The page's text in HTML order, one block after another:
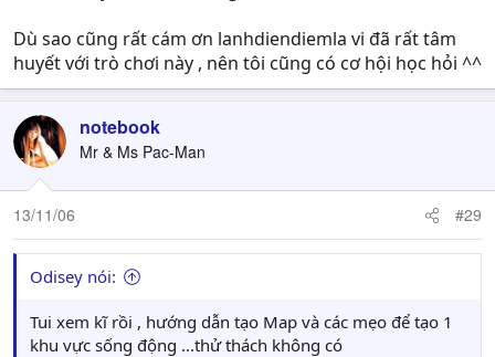
Dù sao cũng rất cám ơn lanhdiendiemla vi đã rất tâm
huyết với trò chơi này , nên tôi cũng có cơ hội học hỏi ^^
notebook
Mr & Ms Pac-Man
13/11/06 #29
Odisey nói:
Tui xem kĩ rồi , hướng dẫn tạo Map và các mẹo để tạo 1
khu vực sống động ...thử thách không có